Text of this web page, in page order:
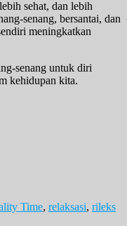
sehat, dan lebih
senang, bersantai, dan
meningkatkan
senang untuk diri
kehidupan kita.
Time, relaksasi, rileks